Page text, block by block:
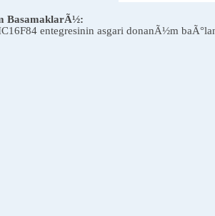
BasamaklarÃ½:
entegresinin asgari donanÃ½m